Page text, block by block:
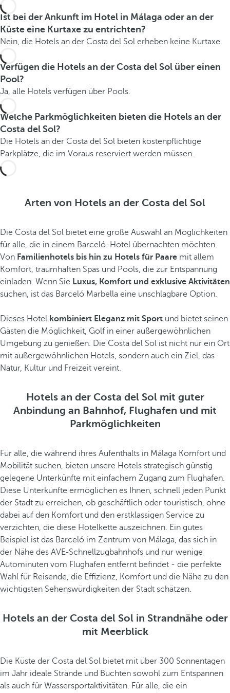
Ist bei der Ankunft im Hotel in Málaga oder an der
Küste eine Kurtaxe zu entrichten?
Nein, die Hotels an der Costa del Sol erheben keine Kurtaxe.
Verfügen die Hotels an der Costa del Sol über einen
Pool?
Ja, alle Hotels verfügen über Pools.
Welche Parkmöglichkeiten bieten die Hotels an der
Costa del Sol?
Die Hotels an der Costa del Sol bieten kostenpflichtige
Parkplätze, die im Voraus reserviert werden müssen.
Arten von Hotels an der Costa del Sol
Die Costa del Sol bietet eine große Auswahl an Möglichkeiten
für alle, die in einem Barceló-Hotel übernachten möchten.
Von Familienhotels bis hin zu Hotels für Paare mit allem
Komfort, traumhaften Spas und Pools, die zur Entspannung
einladen. Wenn Sie Luxus, Komfort und exklusive Aktivitäten
suchen, ist das Barceló Marbella eine unschlagbare Option.
Dieses Hotel kombiniert Eleganz mit Sport und bietet seinen
Gästen die Möglichkeit, Golf in einer außergewöhnlichen
Umgebung zu genießen. Die Costa del Sol ist nicht nur ein Ort
mit außergewöhnlichen Hotels, sondern auch ein Ziel, das
Natur, Kultur und Freizeit vereint.
Hotels an der Costa del Sol mit guter
Anbindung an Bahnhof, Flughafen und mit
Parkmöglichkeiten
Für alle, die während ihres Aufenthalts in Málaga Komfort und
Mobilität suchen, bieten unsere Hotels strategisch günstig
gelegene Unterkünfte mit einfachem Zugang zum Flughafen.
Diese Unterkünfte ermöglichen es Ihnen, schnell jeden Punkt
der Stadt zu erreichen, ob geschäftlich oder touristisch, ohne
dabei auf den Komfort und den erstklassigen Service zu
verzichten, die diese Hotelkette auszeichnen. Ein gutes
Beispiel ist das Barceló im Zentrum von Málaga, das sich in
der Nähe des AVE-Schnellzugbahnhofs und nur wenige
Autominuten vom Flughafen entfernt befindet - die perfekte
Wahl für Reisende, die Effizienz, Komfort und die Nähe zu den
wichtigsten Sehenswürdigkeiten der Stadt schätzen.
Hotels an der Costa del Sol in Strandnähe oder
mit Meerblick
Die Küste der Costa del Sol bietet mit über 300 Sonnentagen
im Jahr ideale Strände und Buchten sowohl zum Entspannen
als auch für Wassersportaktivitäten. Für alle, die ein
e
r
t
r
F
i
c
h
,
a
n
d
ü
b
e
r
e
m
F
e
u
i
l
l
t
e
S
a
r
d
i
n
e
n
n
d
a